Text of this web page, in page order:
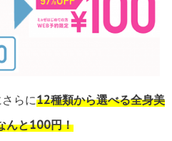
らに12種類から選べる全身美
んと100円！